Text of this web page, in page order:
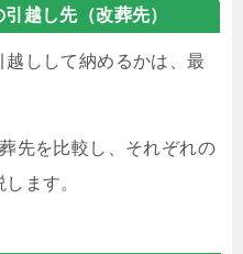
越し先（改葬先）
しして納めるかは、最
先を比較し、それぞれの
ます。